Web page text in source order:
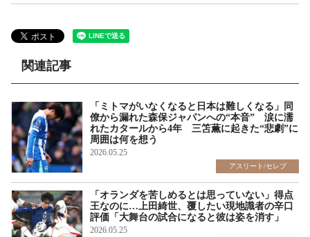
関連記事
「ミトマがいなくなると日本は難しくなる」同
僚から漏れた森保ジャパンへの“本音” 涙に濡
れたカタールから4年 三笘薫に起きた“悲劇”に
周囲は何を想う
2026.05.25
アスリート/セレブ
「オランダを苦しめるとは思っていない」得点
王なのに…上田綺世、覆したい現地識者の辛口
評価「大舞台の試合になると彼は姿を消す」
2026.05.25